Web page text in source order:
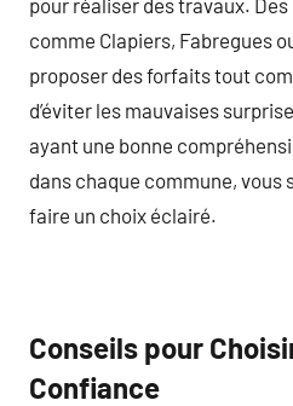
comme Clapiers, Fabregues
proposer des forfaits tout
d’éviter les mauvaises
ayant une bonne
dans chaque commune, vous
faire un choix éclairé.
Conseils pour
Confiance